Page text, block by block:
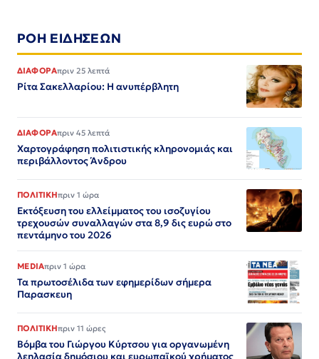
ΡΟΗ ΕΙΔΗΣΕΩΝ
ΔΙΑΦΟΡΑπριν 25 λεπτά
Ρίτα Σακελλαρίου: Η ανυπέρβλητη
ΔΙΑΦΟΡΑπριν 45 λεπτά
Χαρτογράφηση πολιτιστικής κληρονομιάς και
περιβάλλοντος Άνδρου
ΠΟΛΙΤΙΚΗπριν 1 ώρα
Εκτόξευση του ελλείμματος του ισοζυγίου
τρεχουσών συναλλαγών στα 8,9 δις ευρώ στο
πεντάμηνο του 2026
MEDIAπριν 1 ώρα
Τα πρωτοσέλιδα των εφημερίδων σήμερα
Παρασκευη
ΠΟΛΙΤΙΚΗπριν 11 ώρες
Βόμβα του Γιώργου Κύρτσου για οργανωμένη